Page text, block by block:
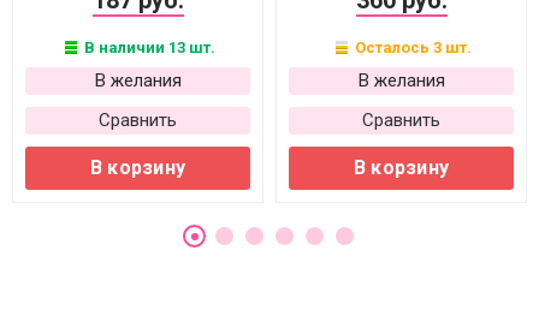
В наличии 13 шт.
В желания
Сравнить
В корзину
Осталось 3 шт.
В желания
Сравнить
В корзину